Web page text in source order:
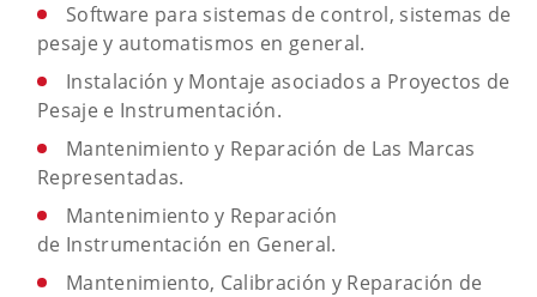
Software para sistemas de control, sistemas de
pesaje y automatismos en general.
Instalación y Montaje asociados a Proyectos de
Pesaje e Instrumentación.
Mantenimiento y Reparación de Las Marcas
Representadas.
Mantenimiento y Reparación
de Instrumentación en General.
Mantenimiento, Calibración y Reparación de